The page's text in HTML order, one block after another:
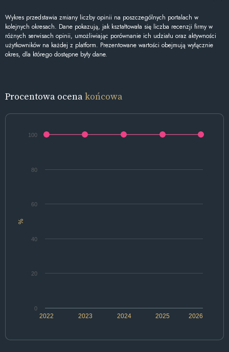
Wykres przedstawia zmiany liczby opinii na poszczególnych portalach w
kolejnych okresach. Dane pokazują, jak kształtowała się liczba recenzji firmy w
różnych serwisach opinii, umożliwiając porównanie ich udziału oraz aktywności
użytkowników na każdej z platform. Prezentowane wartości obejmują wyłącznie
okres, dla którego dostępne były dane.
Procentowa ocenakońcowa
%
2022 2024 2026
2023 2025
0
20
40
60
80
100